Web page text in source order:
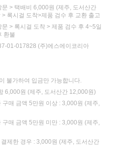
> 택배비 6,000원 (제주, 도서산간
록시걸 도착>제품 검수 후 교환 출고
> 록시걸 도착 > 제품 검수 후 4~5일
환불
01-017828 (주)에스에이코리아
불가하여 입금만 가능합니다.
6,000원 (제주, 도서산간 12,000원)
매 금액 5만원 이상 : 3,000원 (제주,
매 금액 5만원 미만 : 3,000원 (제주,
제한 경우 : 3,000원 (제주, 도서산간